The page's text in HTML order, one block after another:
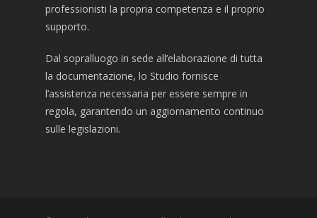
professionisti la propria competenza e il proprio
supporto.
Dal sopralluogo in sede all’elaborazione di tutta
la documentazione, lo Studio fornisce
l’assistenza necessaria per essere sempre in
regola, garantendo un aggiornamento continuo
sulle legislazioni.